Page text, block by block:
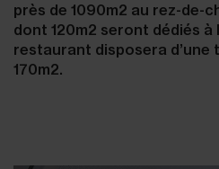
près de 1090m2 au rez-de-
dont 120m2 seront dédiés
restaurant disposera d’une
170m2.